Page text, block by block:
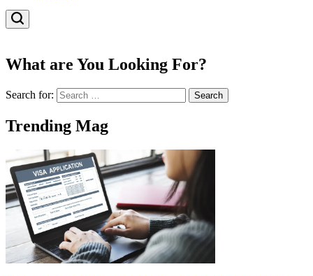
What are You Looking For?
Search for:
Trending Mag